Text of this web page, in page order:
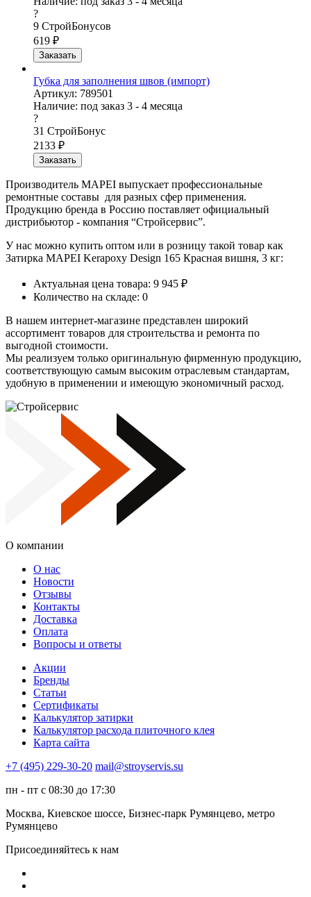
?
9 СтройБонусов
619 ₽
Заказать
Губка для заполнения швов (импорт)
Артикул: 789501
Наличие: под заказ 3 - 4 месяца
?
31 СтройБонус
2133 ₽
Заказать
Производитель MAPEI выпускает профессиональные
ремонтные составы для разных сфер применения.
Продукцию бренда в Россию поставляет официальный
дистрибьютор - компания “Стройсервис”.
У нас можно купить оптом или в розницу такой товар как
Затирка MAPEI Kerapoxy Design 165 Красная вишня, 3 кг:
Актуальная цена товара: 9 945 ₽
Количество на складе: 0
В нашем интернет-магазине представлен широкий
ассортимент товаров для строительства и ремонта по
выгодной стоимости.
Мы реализуем только оригинальную фирменную продукцию,
соответствующую самым высоким отраслевым стандартам,
удобную в применении и имеющую экономичный расход.
О компании
О нас
Новости
Отзывы
Контакты
Доставка
Оплата
Вопросы и ответы
Акции
Бренды
Статьи
Сертификаты
Калькулятор затирки
Калькулятор расхода плиточного клея
Карта сайта
+7 (495) 229-30-20 mail@stroyservis.su
пн - пт с 08:30 до 17:30
Москва, Киевское шоссе, Бизнес-парк Румянцево, метро
Румянцево
Присоединяйтесь к нам